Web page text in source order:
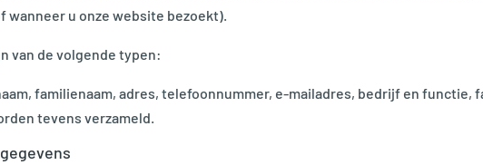
u onze website bezoekt).
van de volgende typen:
familienaam, adres, telefoonnummer, e-mailadres, bedrijf en functie,
tevens verzameld.